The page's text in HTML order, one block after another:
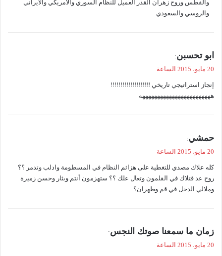
والفطس وروح زهران القذر العميل للنظام السوري والامريكي والايراني
والروسي والسعودي
ي
ل
ابو تحسبن:
20 مايو، 2015 الساعة
إنجاز استراتيجي تاريخي !!!!!!!!!!!!!!!!!!!!
ههههههههههههههههههههههههه
ي
ل
حمشي:
20 مايو، 2015 الساعة
كله علاك مصدي للتغطية على هزائم النظام في المسطومة وادلب وتدمر ؟؟
روح عد قتلاك في القلمون وتعال علك ؟؟ ستهزمون أنتم وبثار وحسن زميرة
وملالي الدجل في قم وطهران؟
ي
زمان ما سمعنا صوتك النجس:
20 مايو، 2015 الساعة